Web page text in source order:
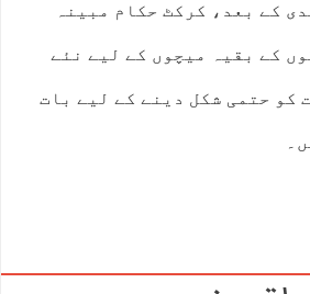
کے بعد، کرکٹ حکام مبینہ
کے بقیہ میچوں کے لیے نئے
کو حتمی شکل دینے کے لیے بات